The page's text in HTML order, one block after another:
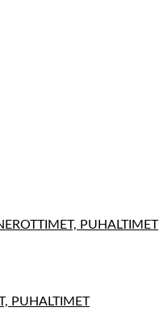
PUHALTIMET
PUHALTIMET